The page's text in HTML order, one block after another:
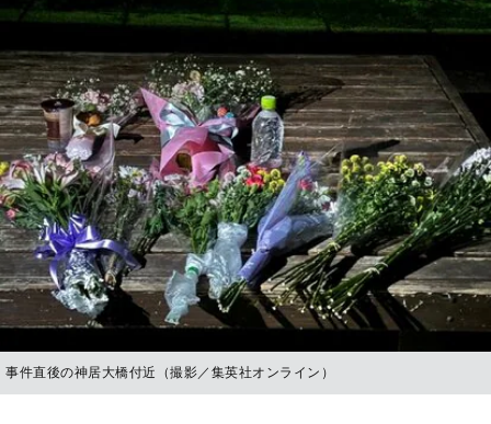
事件直後の神居大橋付近（撮影／集英社オンライン）